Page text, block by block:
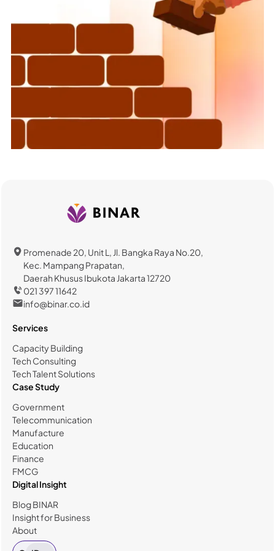
Promenade 20, Unit L, Jl. Bangka Raya No.20,
Kec. Mampang Prapatan,
Daerah Khusus Ibukota Jakarta 12720
021 397 11642
info@binar.co.id
Services
Capacity Building
Tech Consulting
Tech Talent Solutions
Case Study
Government
Telecommunication
Manufacture
Education
Finance
FMCG
Digital Insight
Blog BINAR
Insight for Business
About